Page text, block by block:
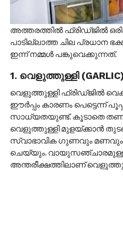
അത്തരത്തിൽ ഫ്രിഡ്ജിൽ
പാടില്ലാത്ത ചില പ്രധാന
ഇന്ന് നമ്മൾ പങ്കുവെക്കുന്നത്.
1. വെളുത്തുള്ളി
വെളുത്തുള്ളി ഫ്രിഡ്ജിൽ
ഈർപ്പം കാരണം പെട്ടെന്ന്
സാധ്യതയുണ്ട്. കൂടാതെ
വെളുത്തുള്ളി മുളയ്ക്കാൻ
സ്വാഭാവിക ഗുണവും മണവും
ചെയ്യും.
അന്തരീക്ഷത്തിലാണ്